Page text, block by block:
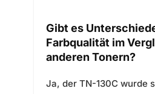
Gibt es
Farbqualität im
anderen Tonern?
Ja, der TN-130C wurde